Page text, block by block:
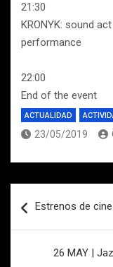
21:30
KRONYK: sound
performance
22:00
End of the event
ACTUALIDAD
23/05/2019
de
Estrenos de
26 MAY |